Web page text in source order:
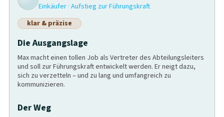
Einkäufer · Aufstieg zur Führungskraft
klar & präzise
Die Ausgangslage
Max macht einen tollen Job als Vertreter des Abteilungsleiters
und soll zur Führungskraft entwickelt werden. Er neigt dazu,
sich zu verzetteln – und zu lang und umfangreich zu
kommunizieren.
Der Weg